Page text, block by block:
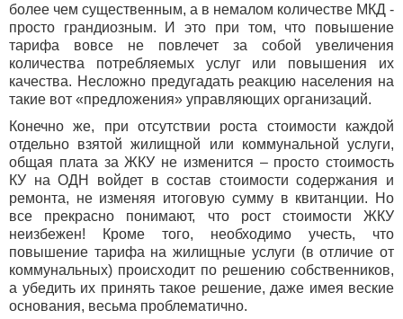
более чем существенным, а в немалом количестве МКД -
просто грандиозным. И это при том, что повышение
тарифа вовсе не повлечет за собой увеличения
количества потребляемых услуг или повышения их
качества. Несложно предугадать реакцию населения на
такие вот «предложения» управляющих организаций.
Конечно же, при отсутствии роста стоимости каждой
отдельно взятой жилищной или коммунальной услуги,
общая плата за ЖКУ не изменится – просто стоимость
КУ на ОДН войдет в состав стоимости содержания и
ремонта, не изменяя итоговую сумму в квитанции. Но
все прекрасно понимают, что рост стоимости ЖКУ
неизбежен! Кроме того, необходимо учесть, что
повышение тарифа на жилищные услуги (в отличие от
коммунальных) происходит по решению собственников,
а убедить их принять такое решение, даже имея веские
основания, весьма проблематично.